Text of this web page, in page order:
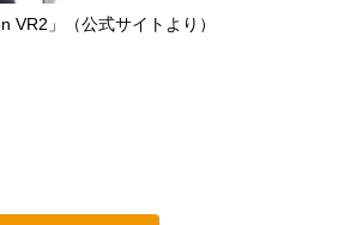
VR2」（公式サイトより）